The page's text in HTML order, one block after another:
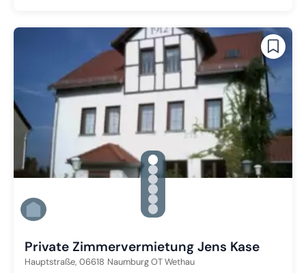
gallery.slide_selector
Zu Slide 1 wechseln
Zu Slide 2 wechseln
Zu Slide 3 wechseln
Zu Slide 4 wechseln
Zu Slide 5 wechseln
Zu Slide 6 wechseln
Private Zimmervermietung Jens Kase
Hauptstraße, 06618 Naumburg OT Wethau